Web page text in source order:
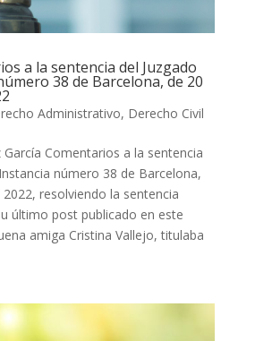
a la sentencia del Juzgado
38 de Barcelona, de 20
Administrativo, Derecho Civil
García Comentarios a la sentencia
número 38 de Barcelona,
resolviendo la sentencia
último post publicado en este
amiga Cristina Vallejo, titulaba